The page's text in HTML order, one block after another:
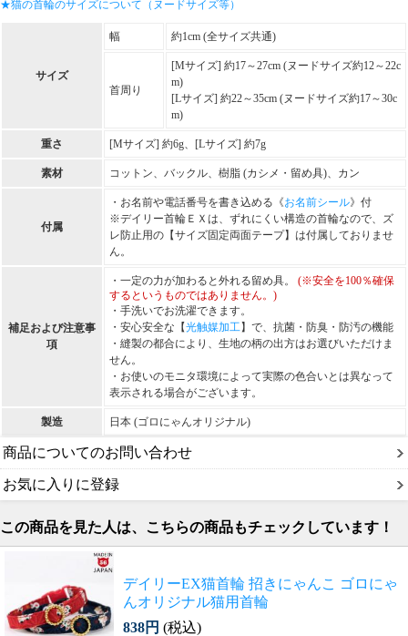
★猫の首輪のサイズについて（ヌードサイズ等）
サイズ
幅 約1cm (全サイズ共通)
首周り
[Mサイズ] 約17～27cm (ヌードサイズ約12～22c
m)
[Lサイズ] 約22～35cm (ヌードサイズ約17～30c
m)
重さ [Mサイズ] 約6g、[Lサイズ] 約7g
素材 コットン、バックル、樹脂 (カシメ・留め具)、カン
付属
・お名前や電話番号を書き込める《お名前シール》付
※デイリー首輪ＥＸは、ずれにくい構造の首輪なので、ズ
レ防止用の【サイズ固定両面テープ】は付属しておりませ
ん。
補足および注意事
項
・一定の力が加わると外れる留め具。 (※安全を100％確保
するというものではありません。)
・手洗いでお洗濯できます。
・安心安全な【光触媒加工】で、抗菌・防臭・防汚の機能
・縫製の都合により、生地の柄の出方はお選びいただけま
せん。
・お使いのモニタ環境によって実際の色合いとは異なって
表示される場合がございます。
製造 日本 (ゴロにゃんオリジナル)
商品についてのお問い合わせ
お気に入りに登録
この商品を見た人は、こちらの商品もチェックしています！
デイリーEX猫首輪 招きにゃんこ ゴロにゃ
んオリジナル猫用首輪
838円 (税込)